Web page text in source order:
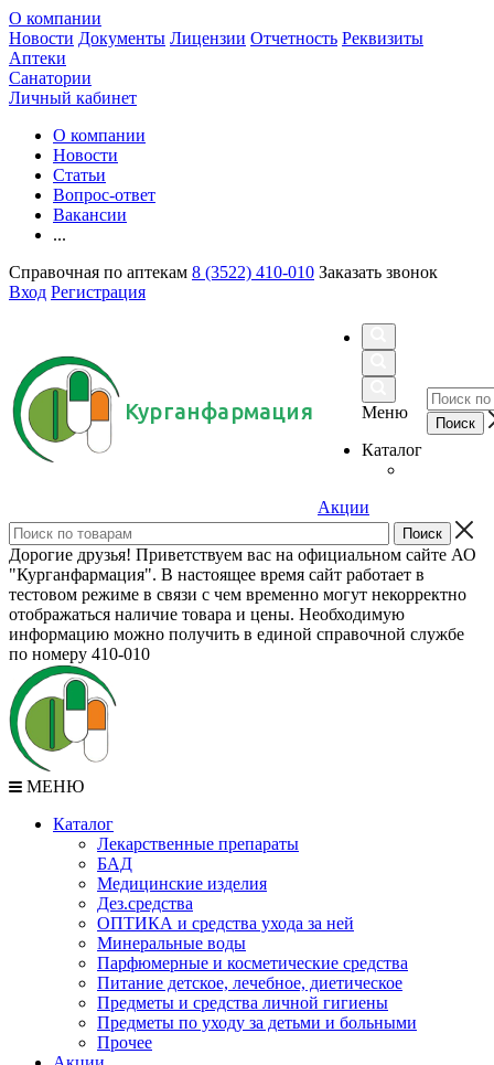
О компании
Новости Документы Лицензии Отчетность Реквизиты
Аптеки
Санатории
Личный кабинет
О компании
Новости
Статьи
Вопрос-ответ
Вакансии
...
Справочная по аптекам 8 (3522) 410-010 Заказать звонок
Вход Регистрация
Курганфармация
Меню
Каталог
Акции
Дорогие друзья! Приветствуем вас на официальном сайте АО
"Курганфармация". В настоящее время сайт работает в
тестовом режиме в связи с чем временно могут некорректно
отображаться наличие товара и цены. Необходимую
информацию можно получить в единой справочной службе
по номеру 410-010
МЕНЮ
Каталог
Лекарственные препараты
БАД
Медицинские изделия
Дез.средства
ОПТИКА и средства ухода за ней
Минеральные воды
Парфюмерные и косметические средства
Питание детское, лечебное, диетическое
Предметы и средства личной гигиены
Предметы по уходу за детьми и больными
Прочее